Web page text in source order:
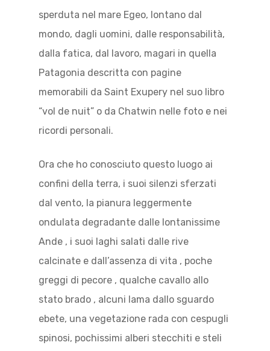
sperduta nel mare Egeo, lontano dal
mondo, dagli uomini, dalle responsabilità,
dalla fatica, dal lavoro, magari in quella
Patagonia descritta con pagine
memorabili da Saint Exupery nel suo libro
“vol de nuit” o da Chatwin nelle foto e nei
ricordi personali.
Ora che ho conosciuto questo luogo ai
confini della terra, i suoi silenzi sferzati
dal vento, la pianura leggermente
ondulata degradante dalle lontanissime
Ande , i suoi laghi salati dalle rive
calcinate e dall’assenza di vita , poche
greggi di pecore , qualche cavallo allo
stato brado , alcuni lama dallo sguardo
ebete, una vegetazione rada con cespugli
spinosi, pochissimi alberi stecchiti e steli